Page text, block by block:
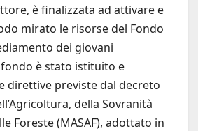
è finalizzata ad attivare e
mirato le risorse del Fondo
dei giovani
è stato istituito e
direttive previste dal decreto
della Sovranità
Foreste (MASAF), adottato in